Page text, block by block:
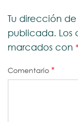
Tu dirección
publicada. Los
marcados con *
Comentario *